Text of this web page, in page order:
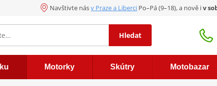
Navštivte násv Praze a Liberci Po–Pá (9–18), a nově iv
Hledat
Motorky Skútry Motobazar